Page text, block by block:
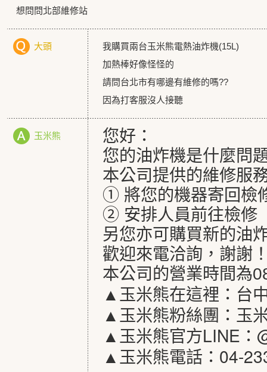
想問問北部維修站
大頭
我購買兩台玉米熊電熱油炸機(15L)
加熱棒好像怪怪的
請問台北市有哪邊有維修的嗎??
因為打客服沒人接聽
玉米熊
您好：
您的油炸機是什麼問
本公司提供的維修服
① 將您的機器寄回檢
② 安排人員前往檢修
另您亦可購買新的油
歡迎來電洽詢，謝謝
本公司的營業時間為
▲玉米熊在這裡：台
▲玉米熊粉絲團：玉
▲玉米熊官方LINE：
▲玉米熊電話：04-